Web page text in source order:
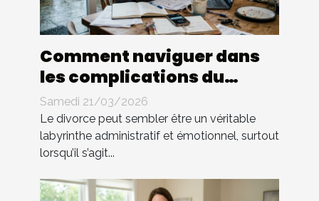
Comment naviguer dans
les complications du
divorce sans avocat ?
Samedi 21/03/2026
Le divorce peut sembler être un véritable
labyrinthe administratif et émotionnel, surtout
lorsqu’il s’agit...